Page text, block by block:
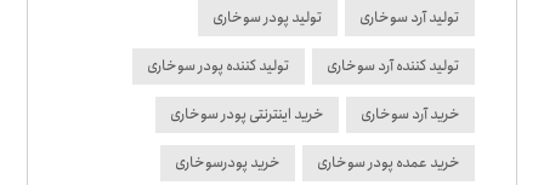
تولید آرد سوخاری تولید پودر سوخاری
تولید کننده آرد سوخاری تولید کننده پودر سوخاری
خرید آرد سوخاری خرید اینترنتی پودر سوخاری
خرید عمده پودر سوخاری خرید پودرسوخاری